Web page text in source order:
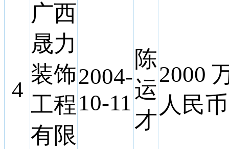
4
广西
晟力
装饰
工程
有限
2004-
10-11
陈
运
才
2000
人民币